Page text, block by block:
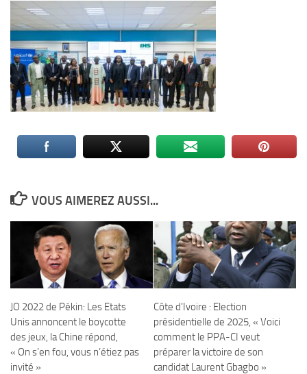
VOUS AIMEREZ AUSSI...
JO 2022 de Pékin: Les Etats
Unis annoncent le boycotte
des jeux, la Chine répond,
« On s’en fou, vous n’étiez pas
invité »
Côte d’Ivoire : Election
présidentielle de 2025, « Voici
comment le PPA-CI veut
préparer la victoire de son
candidat Laurent Gbagbo »